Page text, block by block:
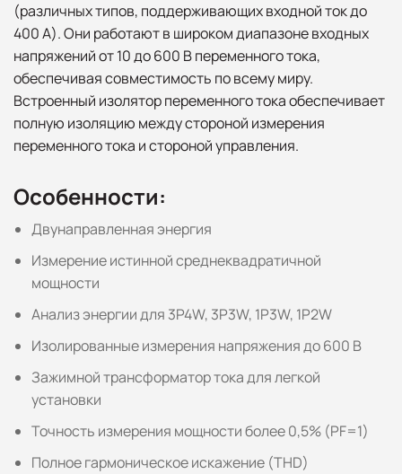
(различных типов, поддерживающих входной ток до
400 А). Они работают в широком диапазоне входных
напряжений от 10 до 600 В переменного тока,
обеспечивая совместимость по всему миру.
Встроенный изолятор переменного тока обеспечивает
полную изоляцию между стороной измерения
переменного тока и стороной управления.
Особенности:
Двунаправленная энергия
Измерение истинной среднеквадратичной
мощности
Анализ энергии для 3P4W, 3P3W, 1P3W, 1P2W
Изолированные измерения напряжения до 600 В
Зажимной трансформатор тока для легкой
установки
Точность измерения мощности более 0,5% (PF=1)
Полное гармоническое искажение (THD)